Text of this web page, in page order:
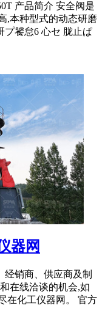
产品简介 安全阀是
,本种型式的动态研磨
プ饕怠6 心セ 胧止ぱ
器网
销商、供应商及制
在线洽谈的机会,如
在化工仪器网。 官方